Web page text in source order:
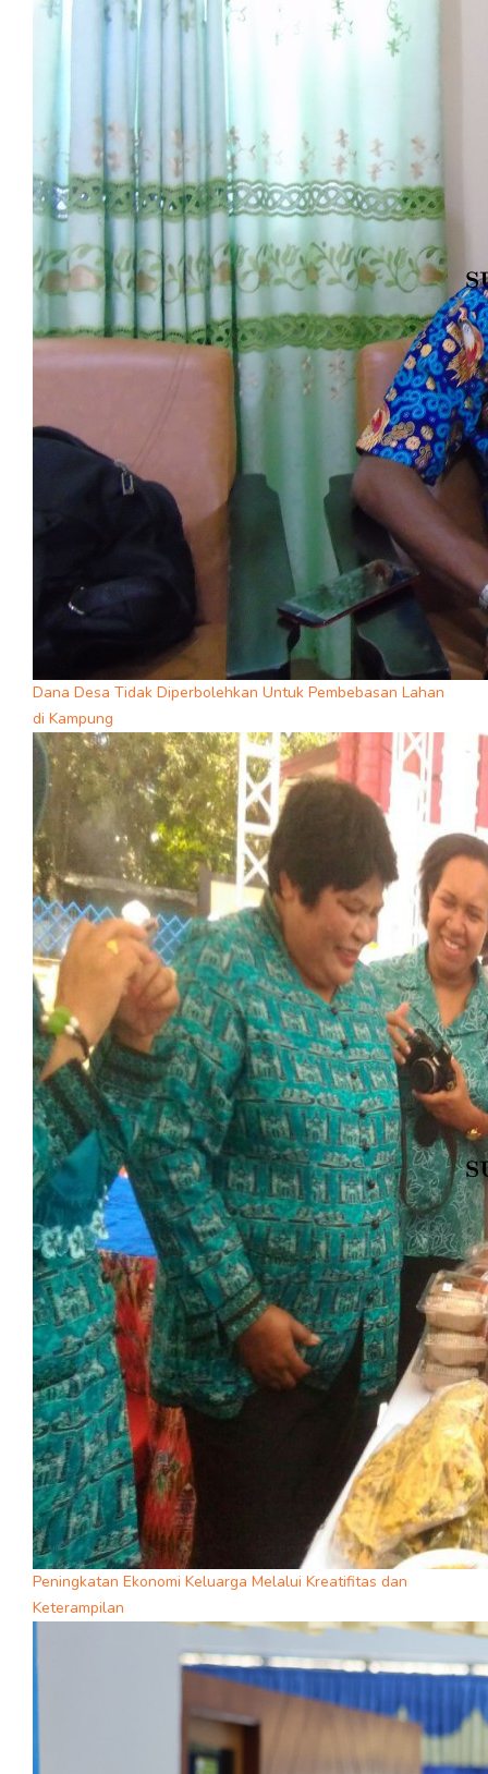
Dana Desa Tidak Diperbolehkan Untuk Pembebasan Lahan
di Kampung
Peningkatan Ekonomi Keluarga Melalui Kreatifitas dan
Keterampilan